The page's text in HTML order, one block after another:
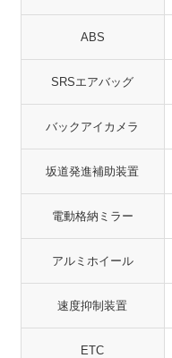
ABS
SRSエアバッグ
バックアイカメラ
坂道発進補助装置
電動格納ミラー
アルミホイール
速度抑制装置
ETC